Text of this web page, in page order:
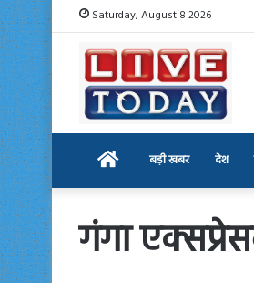
Saturday, August 8 2026
Home बड़ी खबर देश
गंगा